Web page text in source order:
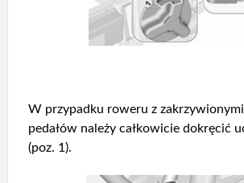
W przypadku roweru z
pedałów należy całkowicie dokręcić
(poz. 1).